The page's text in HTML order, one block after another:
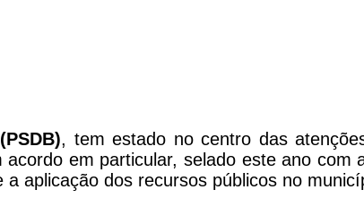
, tem estado no centro das
em particular, selado este ano com
aplicação dos recursos públicos no